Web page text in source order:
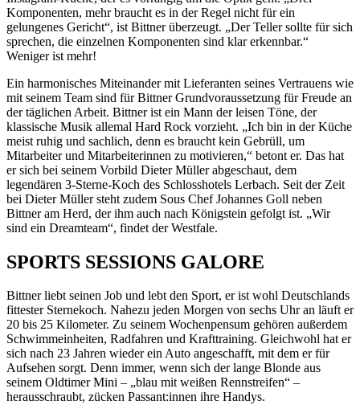
Komponenten, mehr braucht es in der Regel nicht für ein
gelungenes Gericht“, ist Bittner überzeugt. „Der Teller sollte für sich
sprechen, die einzelnen Komponenten sind klar erkennbar.“
Weniger ist mehr!
Ein harmonisches Miteinander mit Lieferanten seines Vertrauens wie
mit seinem Team sind für Bittner Grundvoraussetzung für Freude an
der täglichen Arbeit. Bittner ist ein Mann der leisen Töne, der
klassische Musik allemal Hard Rock vorzieht. „Ich bin in der Küche
meist ruhig und sachlich, denn es braucht kein Gebrüll, um
Mitarbeiter und Mitarbeiterinnen zu motivieren,“ betont er. Das hat
er sich bei seinem Vorbild Dieter Müller abgeschaut, dem
legendären 3-Sterne-Koch des Schlosshotels Lerbach. Seit der Zeit
bei Dieter Müller steht zudem Sous Chef Johannes Goll neben
Bittner am Herd, der ihm auch nach Königstein gefolgt ist. „Wir
sind ein Dreamteam“, findet der Westfale.
SPORTS SESSIONS GALORE
Bittner liebt seinen Job und lebt den Sport, er ist wohl Deutschlands
fittester Sternekoch. Nahezu jeden Morgen von sechs Uhr an läuft er
20 bis 25 Kilometer. Zu seinem Wochenpensum gehören außerdem
Schwimmeinheiten, Radfahren und Krafttraining. Gleichwohl hat er
sich nach 23 Jahren wieder ein Auto angeschafft, mit dem er für
Aufsehen sorgt. Denn immer, wenn sich der lange Blonde aus
seinem Oldtimer Mini – „blau mit weißen Rennstreifen“ –
herausschraubt, zücken Passant:innen ihre Handys.